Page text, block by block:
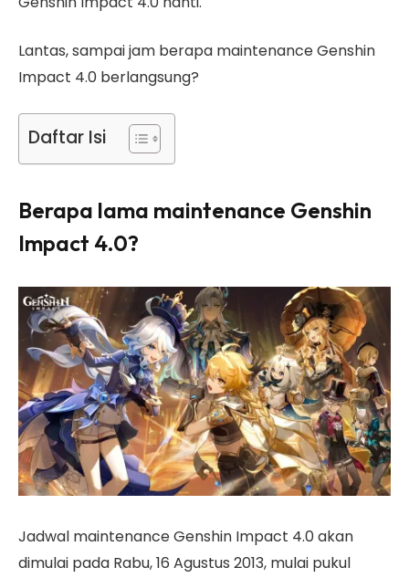
Lantas, sampai jam berapa maintenance Genshin
Impact 4.0 berlangsung?
Daftar Isi
Berapa lama maintenance Genshin
Impact 4.0?
Jadwal maintenance Genshin Impact 4.0 akan
dimulai pada Rabu, 16 Agustus 2013, mulai pukul